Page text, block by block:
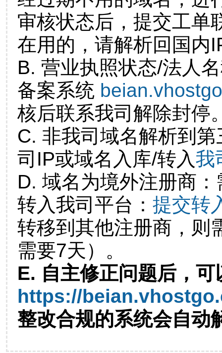
审核状态后，提交工单
在用的，请解析回国内
B. 营业执照状态/法人
备案系统
核后联系我司解除封停
C. 非我司域名解析到
司IP或域名入库/转入我
D. 域名为境外注册商
转入我司平台： 提交转
转移到其他注册商，则
需要7天）。
E. 自主修正问题后，可
https://
整改合规的系统会自动